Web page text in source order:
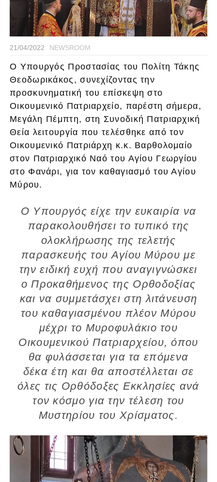
21/04/2022 NEWSROOM
Ο Υπουργός Προστασίας του Πολίτη Τάκης
Θεοδωρικάκος, συνεχίζοντας την
προσκυνηματική του επίσκεψη στο
Οικουμενικό Πατριαρχείο, παρέστη σήμερα,
Μεγάλη Πέμπτη, στη Συνοδική Πατριαρχική
Θεία λειτουργία που τελέσθηκε από τον
Οικουμενικό Πατριάρχη κ.κ. Βαρθολομαίο
στον Πατριαρχικό Ναό του Αγίου Γεωργίου
στο Φανάρι, για τον καθαγιασμό του Αγίου
Μύρου.
Ο Υπουργός είχε την ευκαιρία να
παρακολουθήσει το τυπικό της
ολοκλήρωσης της τελετής
παρασκευής του Αγίου Μύρου με
την ειδική ευχή που αναγιγνώσκει
ο Προκαθήμενος της Ορθοδοξίας
και να συμμετάσχει στη λιτάνευση
του καθαγιασμένου πλέον Μύρου
μέχρι το Μυροφυλάκιο του
Οικουμενικού Πατριαρχείου, όπου
θα φυλάσσεται για τα επόμενα
δέκα έτη και θα αποστέλλεται σε
όλες τις Ορθόδοξες Εκκλησίες ανά
τον κόσμο για την τέλεση του
Μυστηρίου του Χρίσματος.